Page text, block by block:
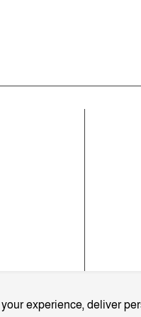
experience, deliver